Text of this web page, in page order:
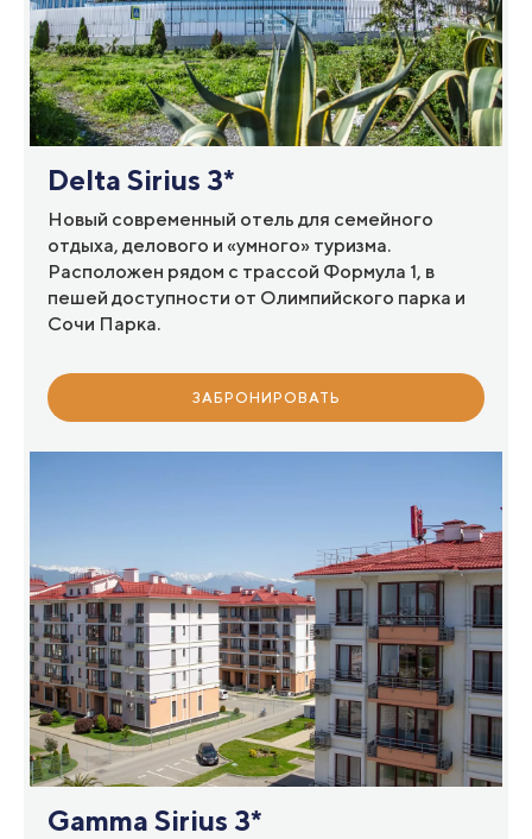
Delta Sirius 3*
Новый современный отель для семейного
отдыха, делового и «умного» туризма.
Расположен рядом с трассой Формула 1, в
пешей доступности от Олимпийского парка и
Сочи Парка.
ЗАБРОНИРОВАТЬ
Gamma Sirius 3*